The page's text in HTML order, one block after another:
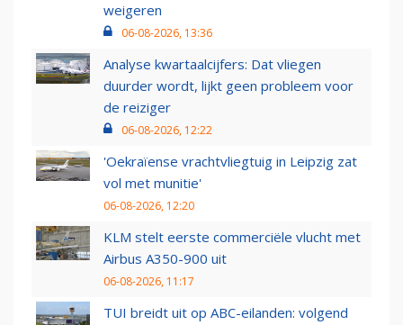
weigeren
06-08-2026, 13:36
Analyse kwartaalcijfers: Dat vliegen
duurder wordt, lijkt geen probleem voor
de reiziger
06-08-2026, 12:22
'Oekraïense vrachtvliegtuig in Leipzig zat
vol met munitie'
06-08-2026, 12:20
KLM stelt eerste commerciële vlucht met
Airbus A350-900 uit
06-08-2026, 11:17
TUI breidt uit op ABC-eilanden: volgend